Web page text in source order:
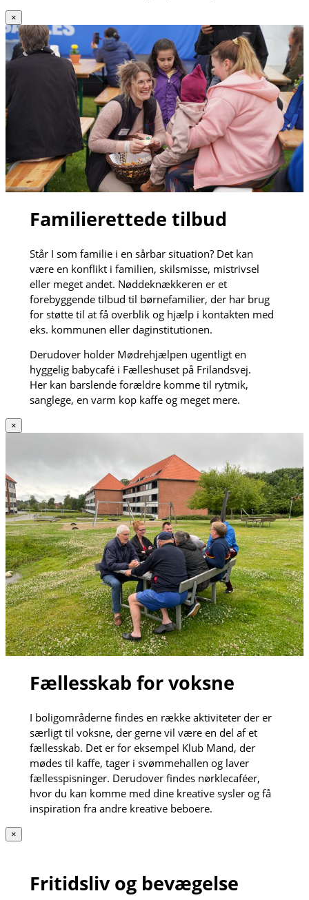
×
Familierettede tilbud
Står I som familie i en sårbar situation? Det kan
være en konflikt i familien, skilsmisse, mistrivsel
eller meget andet. Nøddeknækkeren er et
forebyggende tilbud til børnefamilier, der har brug
for støtte til at få overblik og hjælp i kontakten med
eks. kommunen eller daginstitutionen.
Derudover holder Mødrehjælpen ugentligt en
hyggelig babycafé i Fælleshuset på Frilandsvej.
Her kan barslende forældre komme til rytmik,
sanglege, en varm kop kaffe og meget mere.
×
Fællesskab for voksne
I boligområderne findes en række aktiviteter der er
særligt til voksne, der gerne vil være en del af et
fællesskab. Det er for eksempel Klub Mand, der
mødes til kaffe, tager i svømmehallen og laver
fællesspisninger. Derudover findes nørklecaféer,
hvor du kan komme med dine kreative sysler og få
inspiration fra andre kreative beboere.
×
Fritidsliv og bevægelse